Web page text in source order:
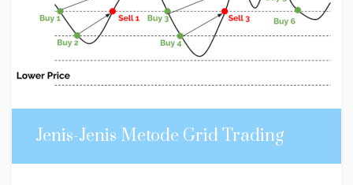
Jenis-Jenis Metode Grid Trading